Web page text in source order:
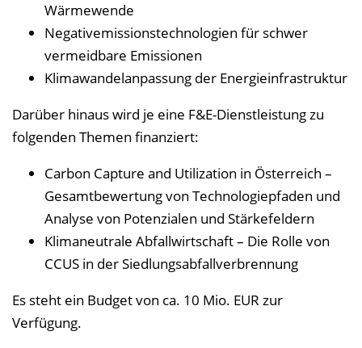
Wärmewende
Negativemissionstechnologien für schwer
vermeidbare Emissionen
Klimawandelanpassung der Energieinfrastruktur
Darüber hinaus wird je eine F&E-Dienstleistung zu
folgenden Themen finanziert:
Carbon Capture and Utilization in Österreich –
Gesamtbewertung von Technologiepfaden und
Analyse von Potenzialen und Stärkefeldern
Klimaneutrale Abfallwirtschaft – Die Rolle von
CCUS in der Siedlungsabfallverbrennung
Es steht ein Budget von ca. 10 Mio. EUR zur
Verfügung.